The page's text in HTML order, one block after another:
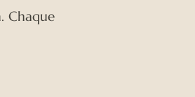
Chaque